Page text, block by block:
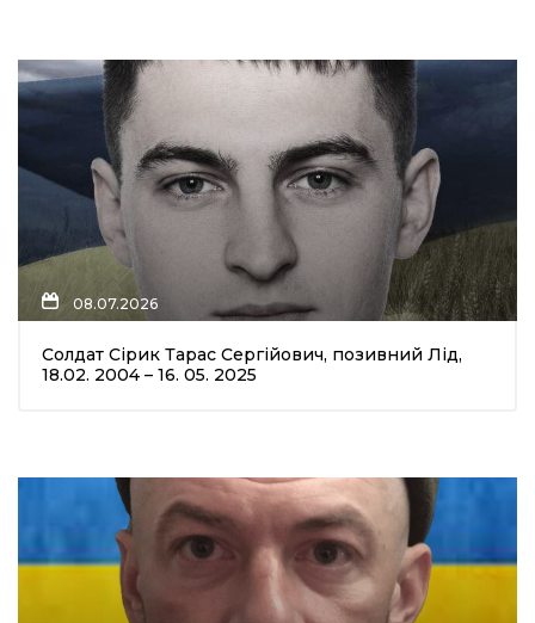
політика
місія
08.07.2026
Солдат Сірик Тарас Сергійович, позивний Лід,
18.02. 2004 – 16. 05. 2025